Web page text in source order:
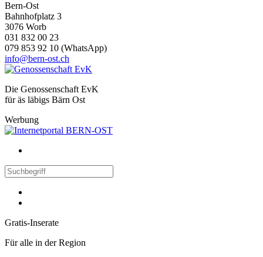
Bern-Ost
Bahnhofplatz 3
3076 Worb
031 832 00 23
079 853 92 10 (WhatsApp)
info@bern-ost.ch
Die Genossenschaft EvK
für äs läbigs Bärn Ost
Werbung
Gratis-Inserate
Für alle in der Region